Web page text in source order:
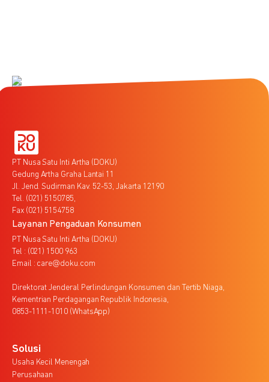
PT Nusa Satu Inti Artha (DOKU)
Gedung Artha Graha Lantai 11
Jl. Jend. Sudirman Kav. 52-53, Jakarta 12190
Tel. (021) 5150785,
Fax (021) 5154758
Layanan Pengaduan Konsumen
PT Nusa Satu Inti Artha (DOKU)
Tel : (021) 1500 963
Email : care@doku.com
Direktorat Jenderal Perlindungan Konsumen dan Tertib Niaga,
Kementrian Perdagangan Republik Indonesia,
0853-1111-1010 (WhatsApp)
Solusi
Usaha Kecil Menengah
Perusahaan